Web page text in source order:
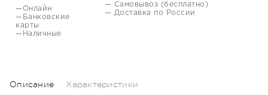
—Онлайн
—Банковские
карты
—Наличные
— Самовывоз (бесплатно)
— Доставка по России
Описание Характеристики